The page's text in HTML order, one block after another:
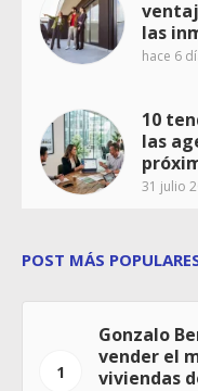
las
hace 6
10
las
31 julio
POST MÁS
1
Gonzalo
vender el
viviendas